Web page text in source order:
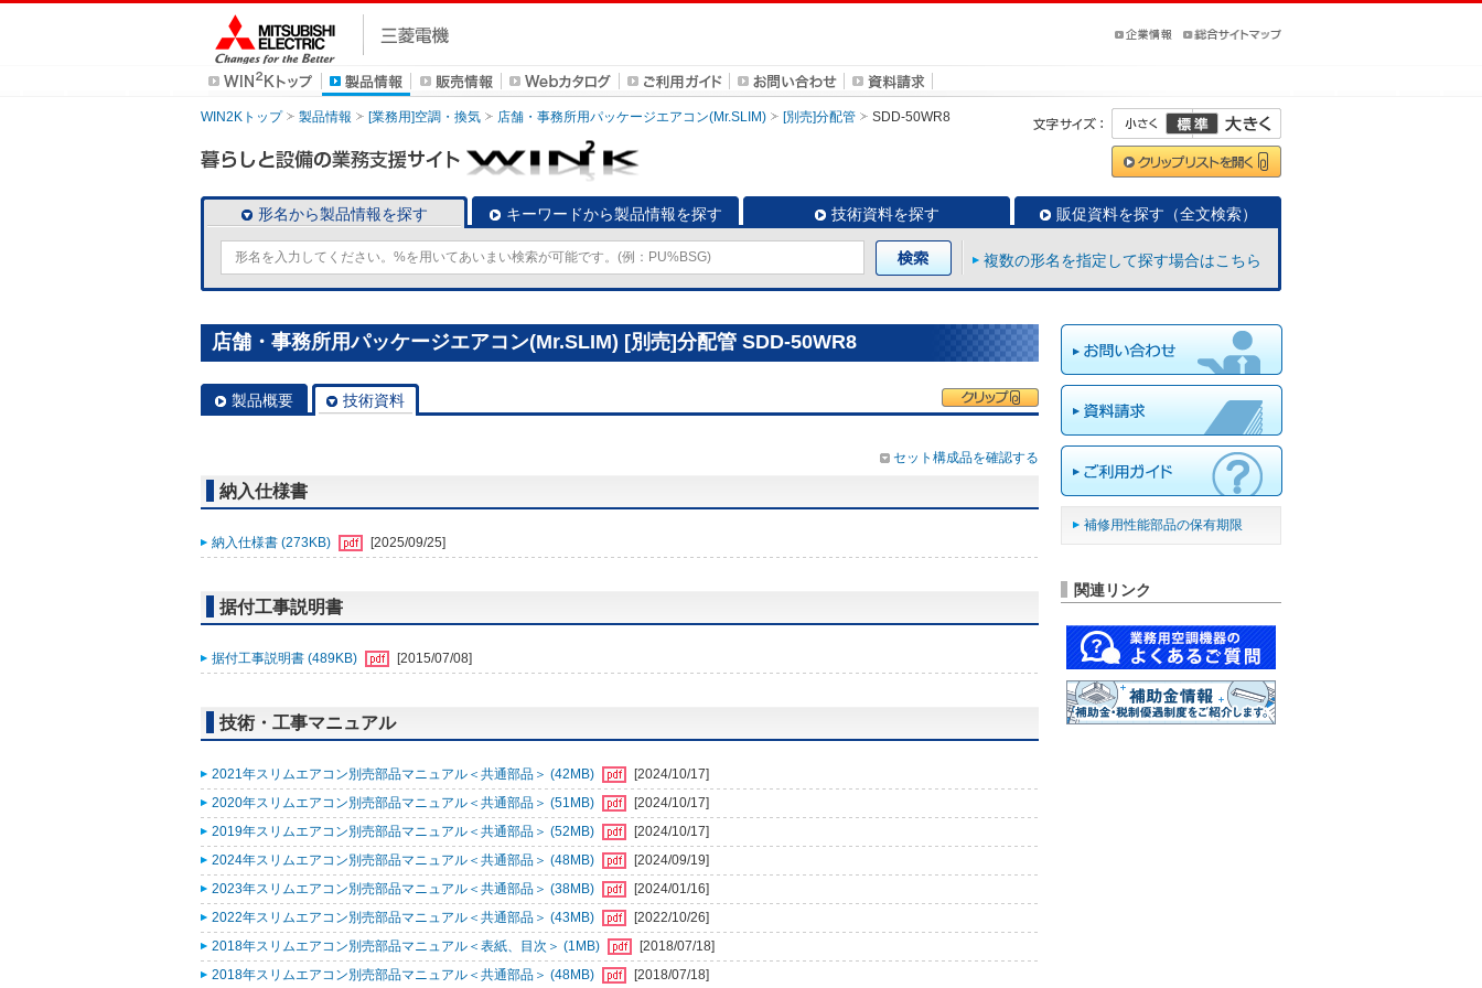
WIN2Kトップ 製品情報 [業務用]空調・換気 店舗・事務所用パッケージエアコン(Mr.SLIM) [別売]分配管 SDD-50WR8
形名から製品情報を探す キーワードから製品情報を探す 技術資料を探す 販促資料を探す（全文検索）
複数の形名を指定して探す場合はこちら
店舗・事務所用パッケージエアコン(Mr.SLIM) [別売]分配管 SDD-50WR8
製品概要 技術資料
セット構成品を確認する
納入仕様書
納入仕様書 (273KB) [2025/09/25]
据付工事説明書
据付工事説明書 (489KB) [2015/07/08]
技術・工事マニュアル
2021年スリムエアコン別売部品マニュアル＜共通部品＞ (42MB)
[2024/10/17]
2020年スリムエアコン別売部品マニュアル＜共通部品＞ (51MB)
[2024/10/17]
2019年スリムエアコン別売部品マニュアル＜共通部品＞ (52MB)
[2024/10/17]
2024年スリムエアコン別売部品マニュアル＜共通部品＞ (48MB)
[2024/09/19]
2023年スリムエアコン別売部品マニュアル＜共通部品＞ (38MB)
[2024/01/16]
2022年スリムエアコン別売部品マニュアル＜共通部品＞ (43MB)
[2022/10/26]
2018年スリムエアコン別売部品マニュアル＜表紙、目次＞ (1MB)
[2018/07/18]
2018年スリムエアコン別売部品マニュアル＜共通部品＞ (48MB)
[2018/07/18]
補修用性能部品の保有期限
関連リンク